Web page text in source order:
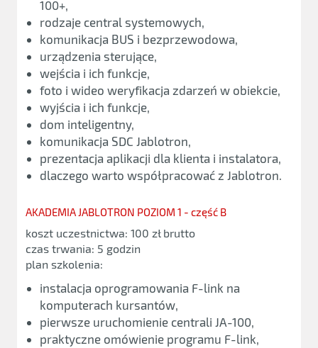
100+,
rodzaje central systemowych,
komunikacja BUS i bezprzewodowa,
urządzenia sterujące,
wejścia i ich funkcje,
foto i wideo weryfikacja zdarzeń w obiekcie,
wyjścia i ich funkcje,
dom inteligentny,
komunikacja SDC Jablotron,
prezentacja aplikacji dla klienta i instalatora,
dlaczego warto współpracować z Jablotron.
AKADEMIA JABLOTRON POZIOM 1 - część B
koszt uczestnictwa: 100 zł brutto
czas trwania: 5 godzin
plan szkolenia:
instalacja oprogramowania F-link na
komputerach kursantów,
pierwsze uruchomienie centrali JA-100,
praktyczne omówienie programu F-link,